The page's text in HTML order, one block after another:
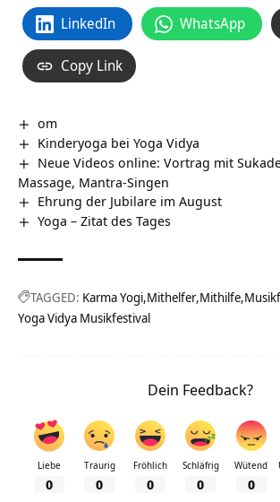
LinkedIn WhatsApp
Copy Link
om
Kinderyoga bei Yoga Vidya
Neue Videos online: Vortrag mit
Massage, Mantra-Singen
Ehrung der Jubilare im August
Yoga – Zitat des Tages
TAGGED: Karma Yogi Mithelfer Mithilfe
Yoga Vidya Musikfestival
Dein Feedback?
Liebe
0
Traurig
0
Fröhlich
0
Schläfrig
0
Wütend
0